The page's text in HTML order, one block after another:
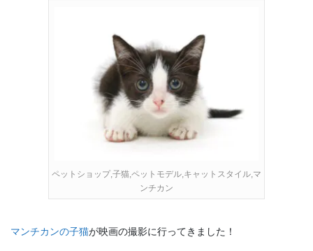
ペットショップ,子猫,ペットモデル,キャットスタイル,マ
ンチカン
マンチカンの子猫が映画の撮影に行ってきました！